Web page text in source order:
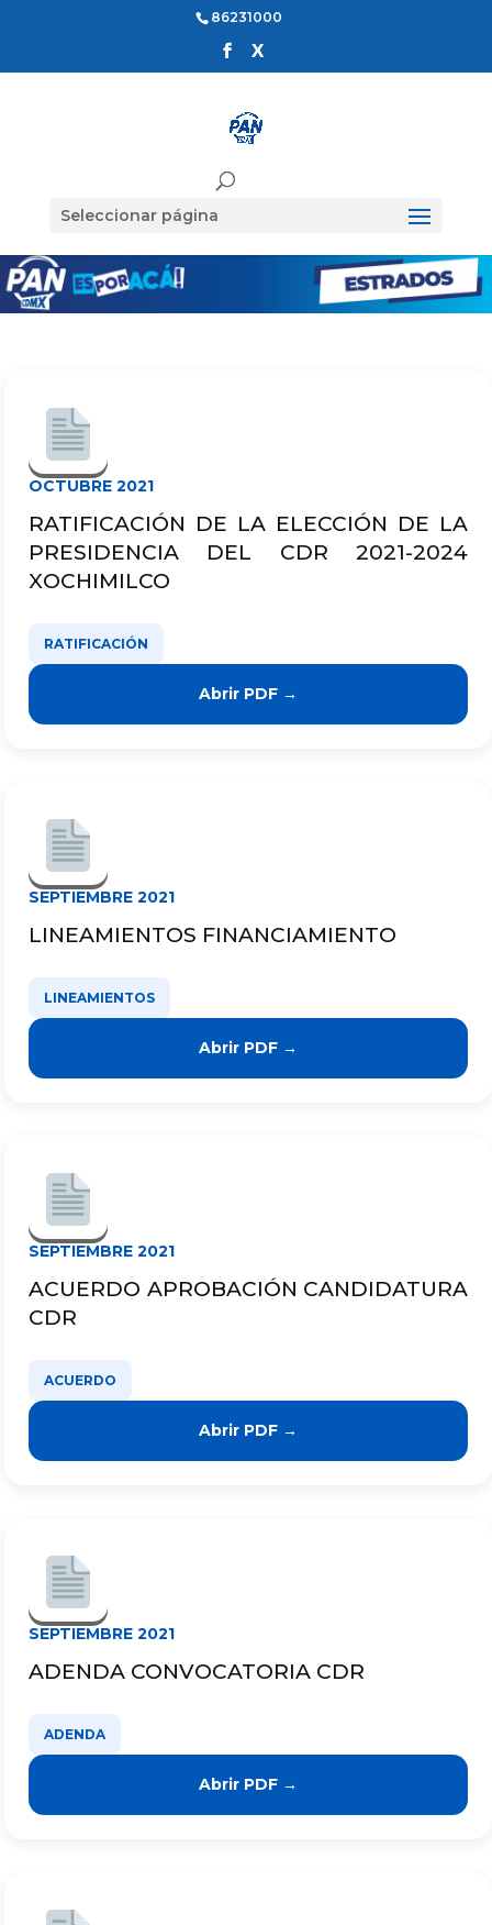
86231000
Seleccionar página
OCTUBRE 2021
RATIFICACIÓN DE LA ELECCIÓN DE LA
PRESIDENCIA DEL CDR 2021-2024
XOCHIMILCO
RATIFICACIÓN
Abrir PDF →
SEPTIEMBRE 2021
LINEAMIENTOS FINANCIAMIENTO
LINEAMIENTOS
Abrir PDF →
SEPTIEMBRE 2021
ACUERDO APROBACIÓN CANDIDATURA
CDR
ACUERDO
Abrir PDF →
SEPTIEMBRE 2021
ADENDA CONVOCATORIA CDR
ADENDA
Abrir PDF →